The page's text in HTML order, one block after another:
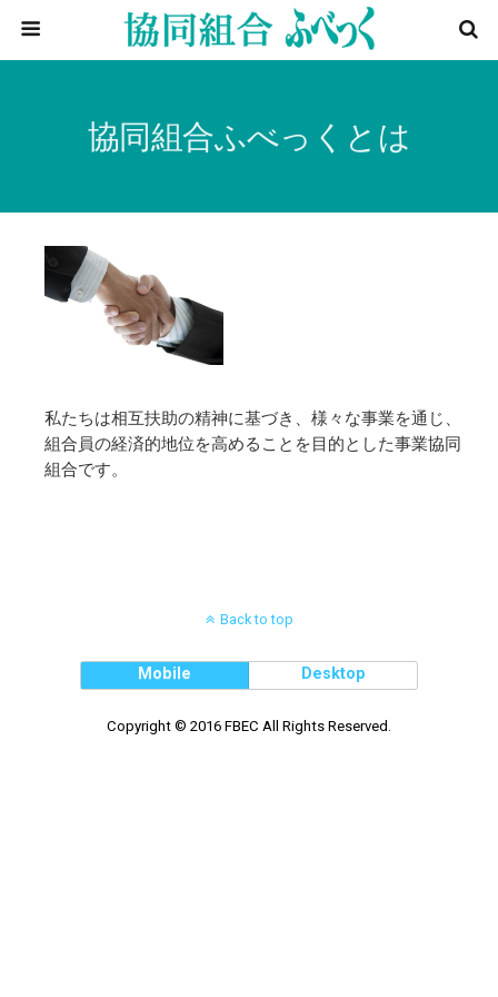
協同組合ふべっくとは
私たちは相互扶助の精神に基づき、様々な事業を通じ、
組合員の経済的地位を高めることを目的とした事業協同
組合です。
Back to top
Mobile Desktop
Copyright © 2016 FBEC All Rights Reserved.